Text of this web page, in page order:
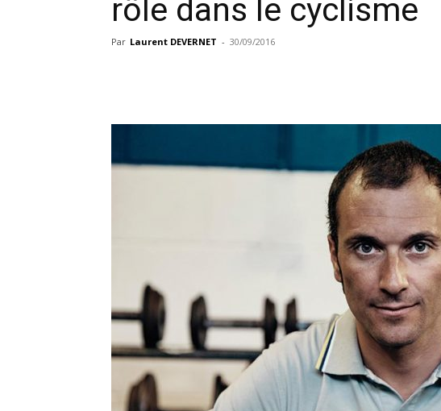
rôle dans le cyclisme
Par Laurent DEVERNET - 30/09/2016